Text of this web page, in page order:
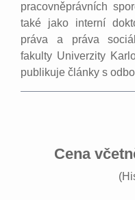
pracovněprávních
také jako interní
práva a práva
fakulty Univerzity
publikuje články s
Cena